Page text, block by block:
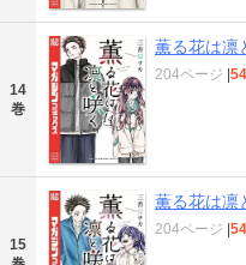
14
巻
薫る花は凛
204ページ
15
薫る花は凛
204ページ